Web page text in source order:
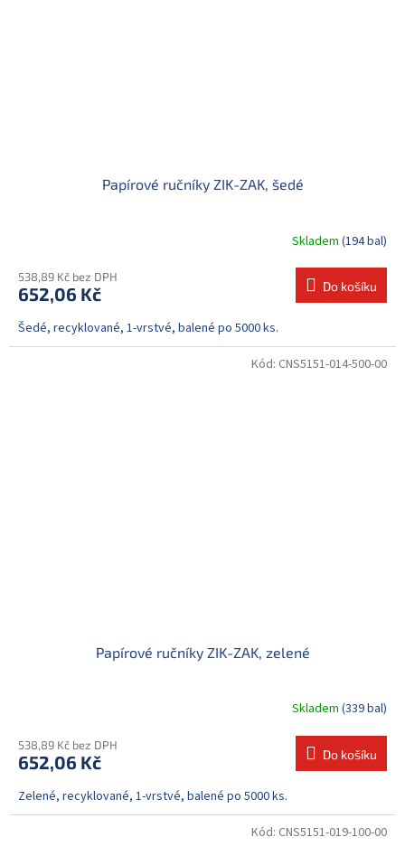
Papírové ručníky ZIK-ZAK, šedé
Skladem (194 bal)
538,89 Kč bez DPH
652,06 Kč Do košíku
Šedé, recyklované, 1-vrstvé, balené po 5000 ks.
Papírové ručníky ZIK-ZAK, zelené
Skladem (339 bal)
538,89 Kč bez DPH
652,06 Kč Do košíku
Zelené, recyklované, 1-vrstvé, balené po 5000 ks.
Kód: CNS5151-014-500-00
Kód: CNS5151-019-100-00